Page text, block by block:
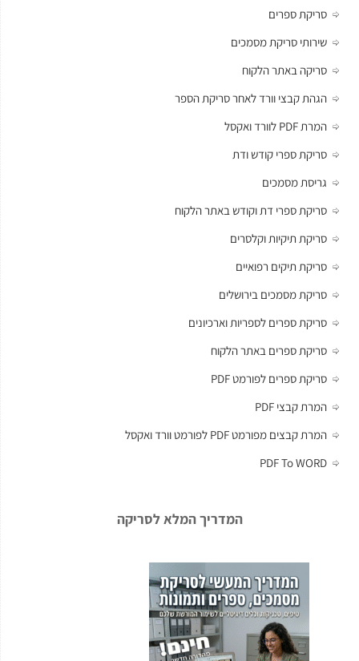
סריקת ספרים
שירותי סריקת מסמכים
סריקה באתר הלקוח
הגהת קבצי וורד לאחר סריקת הספר
המרת PDF לוורד ואקסל
סריקת ספרי קודש ודת
גריסת מסמכים
סריקת ספרי דת וקודש באתר הלקוח
סריקת תיקיות וקלסרים
סריקת תיקים רפואיים
סריקת מסמכים בירושלים
סריקת ספרים לספריות וארכיונים
סריקת ספרים באתר הלקוח
סריקת ספרים לפורמט PDF
המרת קבצי PDF
המרת קבצים מפורמט PDF לפורמט וורד ואקסל
PDF To WORD
המדריך המלא לסריקה